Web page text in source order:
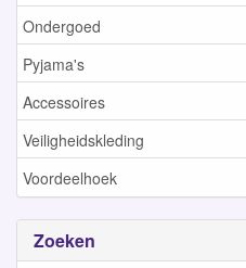
Ondergoed
Pyjama's
Accessoires
Veiligheidskleding
Voordeelhoek
Zoeken